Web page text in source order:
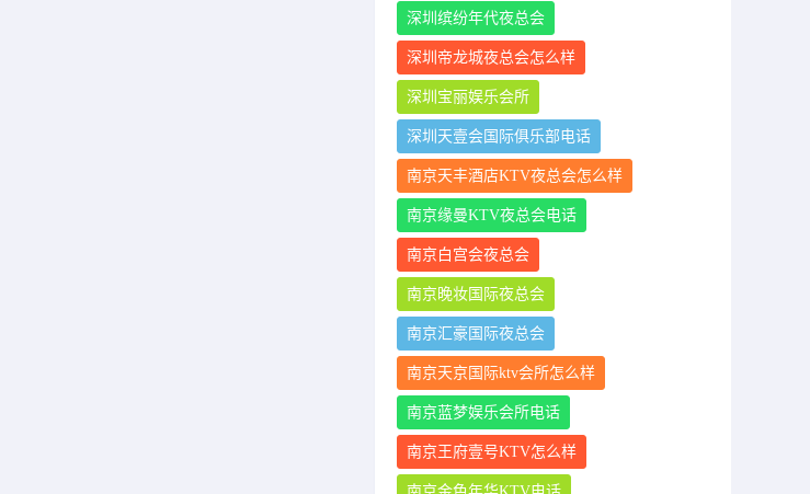
深圳缤纷年代夜总会
深圳帝龙城夜总会怎么样
深圳宝丽娱乐会所
深圳天壹会国际俱乐部电话
南京天丰酒店KTV夜总会怎么样
南京缘曼KTV夜总会电话
南京白宫会夜总会
南京晚妆国际夜总会
南京汇豪国际夜总会
南京天京国际ktv会所怎么样
南京蓝梦娱乐会所电话
南京王府壹号KTV怎么样